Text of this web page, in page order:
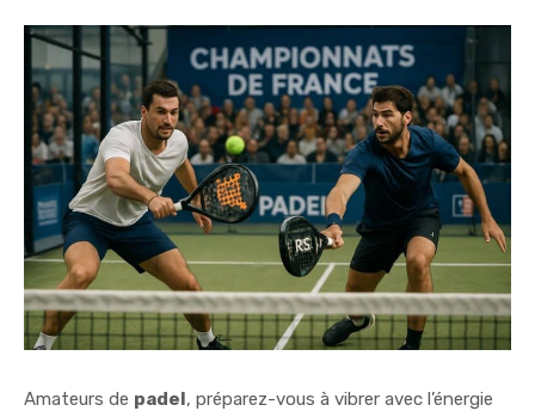
Amateurs de padel, préparez-vous à vibrer avec l’énergie